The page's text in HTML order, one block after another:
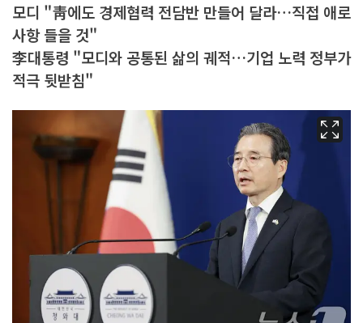
모디 "靑에도 경제협력 전담반 만들어 달라…직접 애로
사항 들을 것"
李대통령 "모디와 공통된 삶의 궤적…기업 노력 정부가
적극 뒷받침"